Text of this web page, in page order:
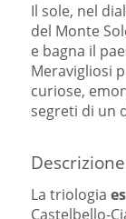
Il sole, nel
del Monte
e bagna il
Meravigliosi
curiose,
segreti di un
La triologia
Castelbello-